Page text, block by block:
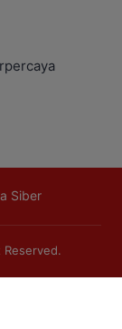
Siber
Reserved.